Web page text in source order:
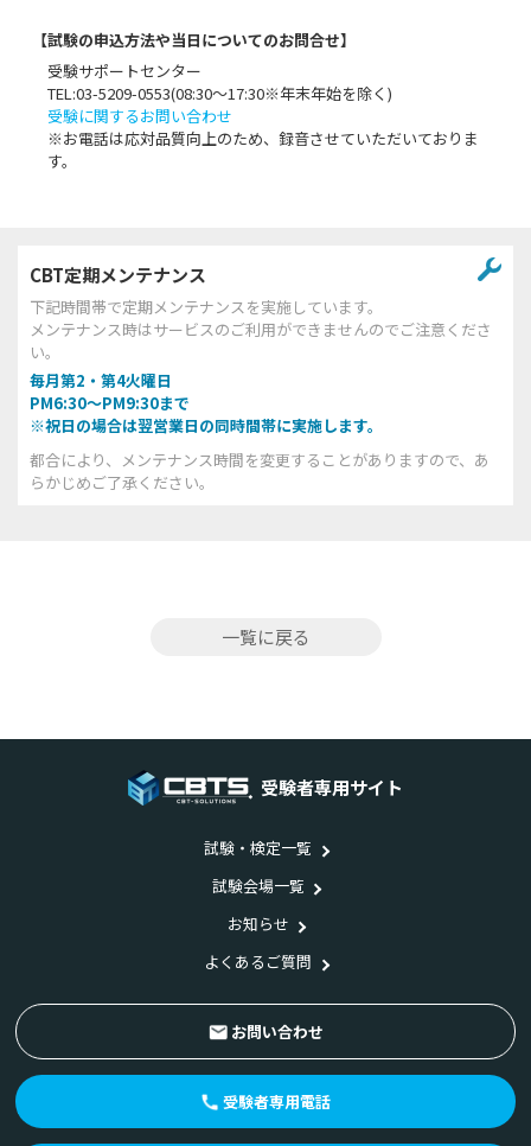
【試験の申込方法や当日についてのお問合せ】
受験サポートセンター
TEL:03-5209-0553(08:30〜17:30※年末年始を除く)
受験に関するお問い合わせ
※お電話は応対品質向上のため、録音させていただいておりま
す。
CBT定期メンテナンス
下記時間帯で定期メンテナンスを実施しています。
メンテナンス時はサービスのご利用ができませんのでご注意くださ
い。
毎月第2・第4火曜日
PM6:30～PM9:30まで
※祝日の場合は翌営業日の同時間帯に実施します。
都合により、メンテナンス時間を変更することがありますので、あ
らかじめご了承ください。
一覧に戻る
受験者専用サイト
試験・検定一覧
試験会場一覧
お知らせ
よくあるご質問
お問い合わせ
受験者専用電話